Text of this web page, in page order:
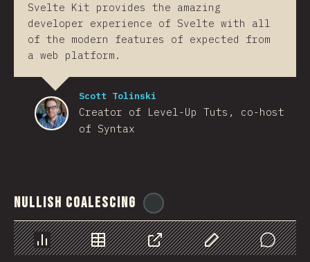
Svelte Kit provides the amazing
developer experience of Svelte with all
of the modern features of expected from
a web platform.
Scott Tolinski
Creator of Level-Up Tuts, co-host
of Syntax
Nullish Coalescing
Grafico Dati CondividerePersonalizza i dati
Comments